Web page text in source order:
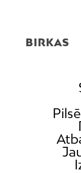
BIRKAS